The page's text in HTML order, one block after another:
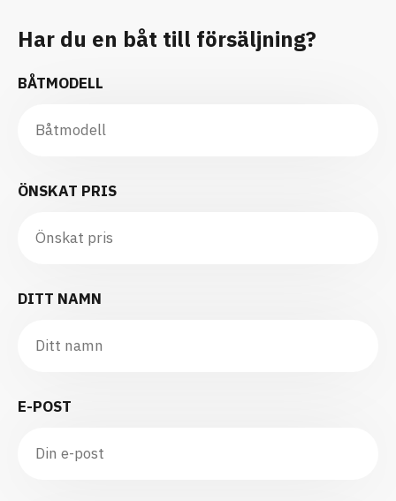
Har du en båt till försäljning?
BÅTMODELL
ÖNSKAT PRIS
DITT NAMN
E-POST